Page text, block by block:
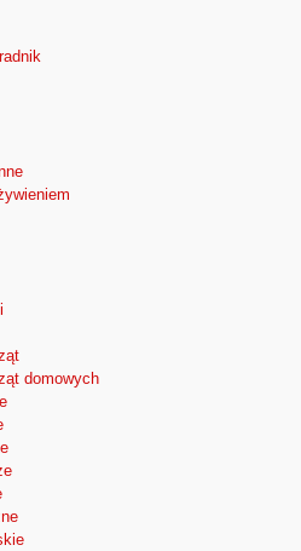
domowych